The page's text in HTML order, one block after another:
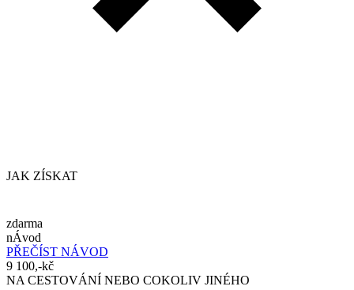
JAK ZÍSKAT
zdarma
nÁvod
PŘEČÍST NÁVOD
9 100,-kč
NA CESTOVÁNÍ NEBO COKOLIV JINÉHO